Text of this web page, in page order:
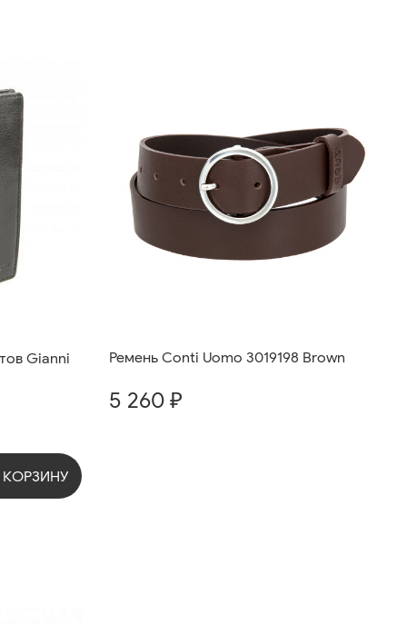
Gianni
КОРЗИНУ
Ремень Conti Uomo 3019198 Brown
5 260 ₽